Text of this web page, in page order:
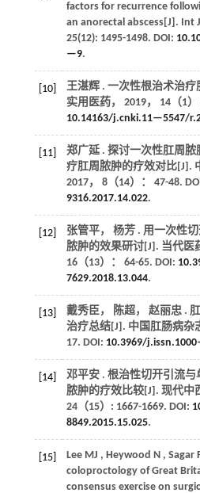
factors for recurrence
an anorectal abscess[J]. Int
25(12): 1495-1498. DOI:
—9.
[10] 王湛辉 . 一次性根治术治
实用医药， 2019， 14（1）
10.14163/j.cnki.11—5547/
[11]
郑广延 . 探讨一次性肛周
疗肛周脓肿的疗效对比[J].
2017， 8（14）： 47-48.
9316.2017.14.022.
[12]
张管平， 杨芳 . 用一次性
脓肿的效果研讨[J]. 当代医
16（13）： 64-65. DOI:
7629.2018.13.044.
[13]
戴秀臣， 陈超， 赵丽忠 .
治疗总结[J]. 中国肛肠病杂
17. DOI: 10.3969/
[14]
邓平安 . 根治性切开引流
脓肿的疗效比较[J]. 现代中
24（15）: 1667-1669. DOI:
8849.2015.15.025.
[15] Lee MJ , Heywood N , Sagar
coloproctology of Great
consensus exercise on